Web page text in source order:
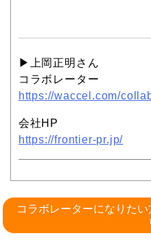
▶︎上岡正明さん
コラボレーター
https://waccel.com/
会社HP
https://frontier-pr.jp/
コラボレーターになりた